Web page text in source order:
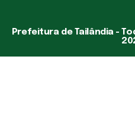
Prefeitura de Tailândia -